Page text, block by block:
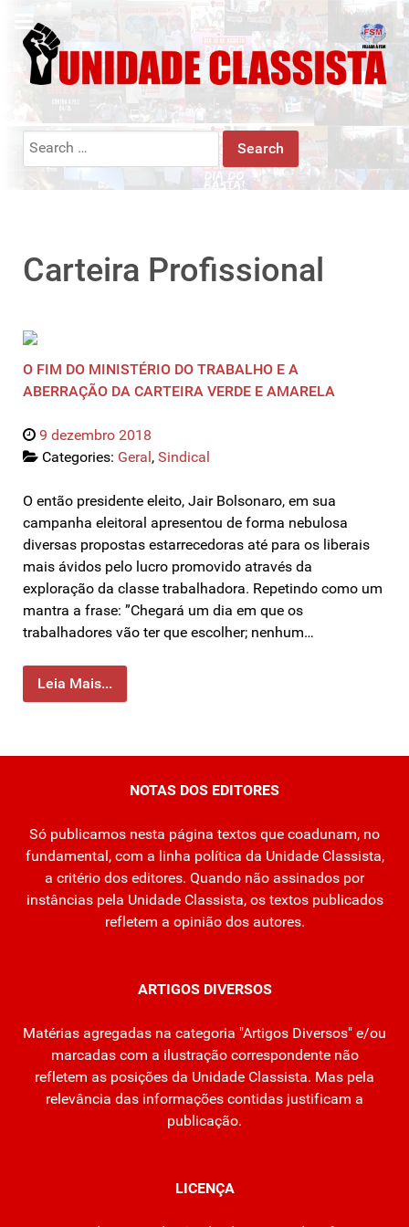
Search
Carteira Profissional
O FIM DO MINISTÉRIO DO TRABALHO E A
ABERRAÇÃO DA CARTEIRA VERDE E AMARELA
9 dezembro 2018
Categories: Geral, Sindical
O então presidente eleito, Jair Bolsonaro, em sua
campanha eleitoral apresentou de forma nebulosa
diversas propostas estarrecedoras até para os liberais
mais ávidos pelo lucro promovido através da
exploração da classe trabalhadora. Repetindo como um
mantra a frase: ”Chegará um dia em que os
trabalhadores vão ter que escolher; nenhum…
Leia Mais...
NOTAS DOS EDITORES
Só publicamos nesta página textos que coadunam, no
fundamental, com a linha política da Unidade Classista,
a critério dos editores. Quando não assinados por
instâncias pela Unidade Classista, os textos publicados
refletem a opinião dos autores.
ARTIGOS DIVERSOS
Matérias agregadas na categoria "Artigos Diversos" e/ou
marcadas com a ilustração correspondente não
refletem as posições da Unidade Classista. Mas pela
relevância das informações contidas justificam a
publicação.
LICENÇA